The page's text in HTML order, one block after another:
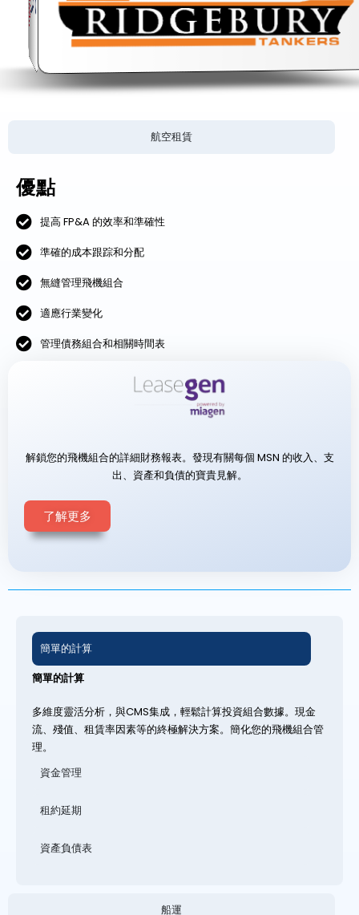
航空租賃
優點
提高 FP&A 的效率和準確性
準確的成本跟踪和分配
無縫管理飛機組合
適應行業變化
管理債務組合和相關時間表
解鎖您的飛機組合的詳細財務報表。發現有關每個 MSN 的收入、支
出、資產和負債的寶貴見解。
了解更多
簡單的計算
簡單的計算
多維度靈活分析，與CMS集成，輕鬆計算投資組合數據。現金
流、殘值、租賃率因素等的終極解決方案。簡化您的飛機組合管
理。
資金管理
租約延期
資產負債表
船運